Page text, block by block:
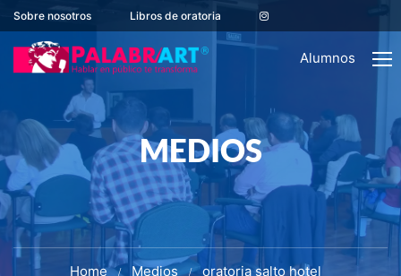
Sobre nosotros Libros de oratoria
Alumnos
MEDIOS
Home Medios oratoria salto hotel